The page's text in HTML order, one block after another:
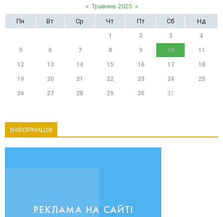
« Травень 2025 »
Пн
Вт Ср Чт Пт Сб Нд
1 2 3 4
5 6 7 8 9 10 11
12 13 14 15 16 17 18
19 20 21 22 23 24 25
26 27 28 29 30 31
ІНФОРМАЦІЯ